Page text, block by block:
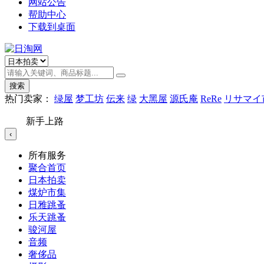
网站公告
帮助中心
下载到桌面
搜索
热门卖家： 绿屋 梦工坊 伝来 绿 大黑屋 源氏庵 ReRe リサマ
新手上路
‹
所有服务
聚合首页
日本拍卖
煤炉市集
日雅跳蚤
乐天跳蚤
骏河屋
音频
奢侈品